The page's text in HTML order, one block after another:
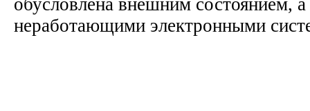
обусловлена внешним состоянием,
неработающими электронными